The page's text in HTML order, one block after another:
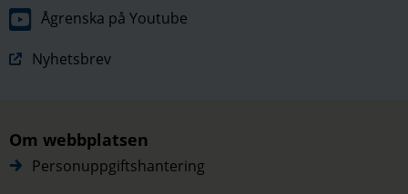
Ågrenska på Youtube
Nyhetsbrev
Om webbplatsen
Personuppgiftshantering